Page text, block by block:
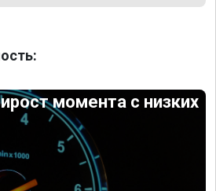
момента с низких